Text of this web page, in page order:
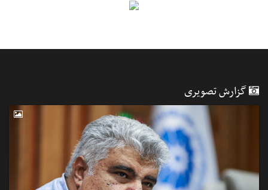
گزارش تصویری